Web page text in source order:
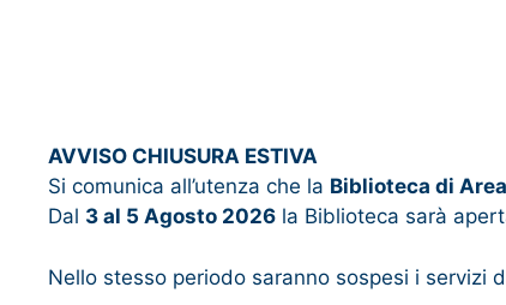
AVVISO CHIUSURA ESTIVA
Si comunica all’utenza che la Biblioteca di
Dal 3 al 5 Agosto 2026 la Biblioteca sarà
Nello stesso periodo saranno sospesi i